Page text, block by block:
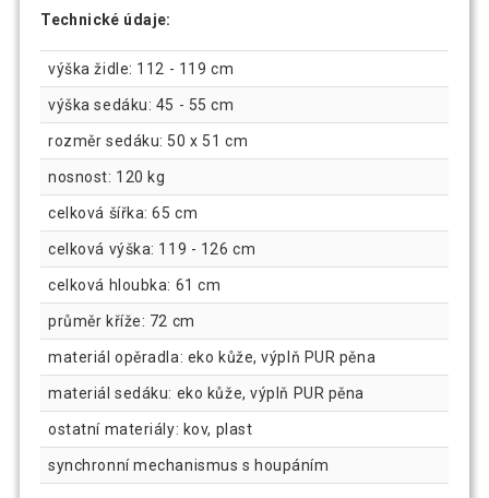
Technické údaje:
výška židle: 112 - 119 cm
výška sedáku: 45 - 55 cm
rozměr sedáku: 50 x 51 cm
nosnost: 120 kg
celková šířka: 65 cm
celková výška: 119 - 126 cm
celková hloubka: 61 cm
průměr kříže: 72 cm
materiál opěradla: eko kůže, výplň PUR pěna
materiál sedáku: eko kůže, výplň PUR pěna
ostatní materiály: kov, plast
synchronní mechanismus s houpáním